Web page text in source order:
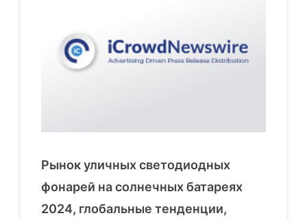
Рынок уличных светодиодных
фонарей на солнечных батареях
2024, глобальные тенденции,